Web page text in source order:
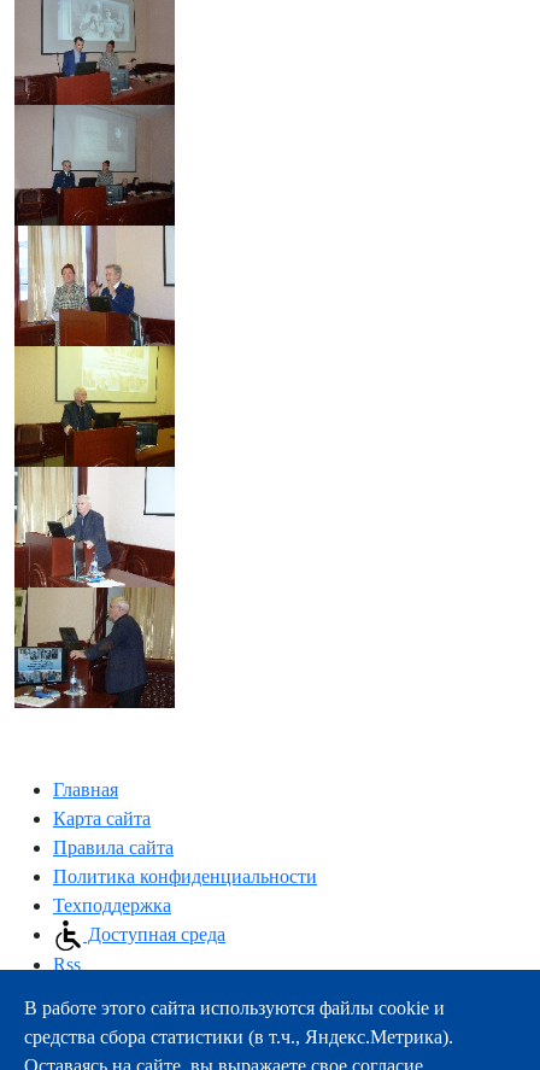
Главная
Карта сайта
Правила сайта
Политика конфиденциальности
Техподдержка
Доступная среда
Rss
163000, г.Архангельск, пр-т Троицкий, 51
тел.:+7 (8182) 21-11-63
В работе этого сайта используются файлы cookie и
средства сбора статистики (в т.ч., Яндекс.Метрика).
Оставаясь на сайте, вы выражаете свое согласие.